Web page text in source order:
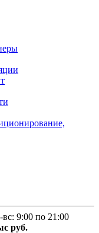
9:00 по 21:00
руб.